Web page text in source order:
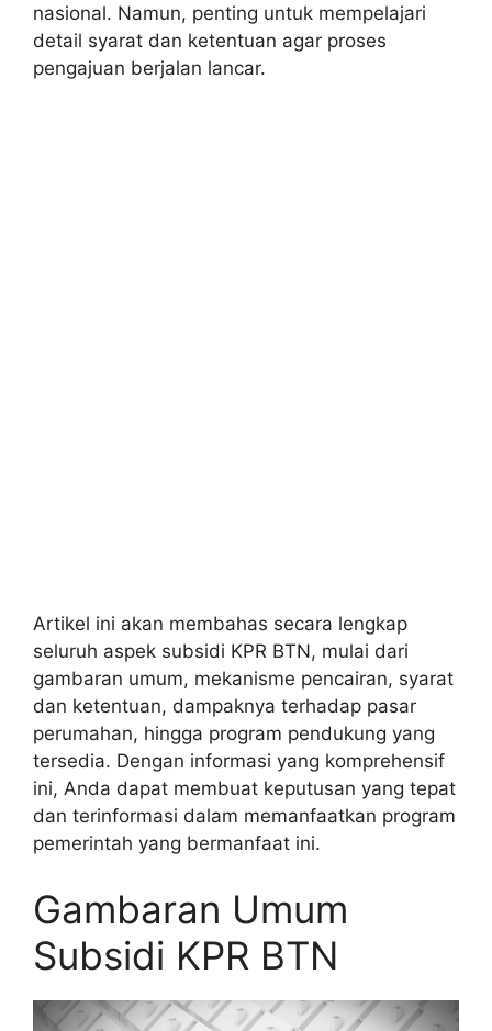
nasional. Namun, penting untuk mempelajari
detail syarat dan ketentuan agar proses
pengajuan berjalan lancar.
Artikel ini akan membahas secara lengkap
seluruh aspek subsidi KPR BTN, mulai dari
gambaran umum, mekanisme pencairan, syarat
dan ketentuan, dampaknya terhadap pasar
perumahan, hingga program pendukung yang
tersedia. Dengan informasi yang komprehensif
ini, Anda dapat membuat keputusan yang tepat
dan terinformasi dalam memanfaatkan program
pemerintah yang bermanfaat ini.
Gambaran Umum
Subsidi KPR BTN